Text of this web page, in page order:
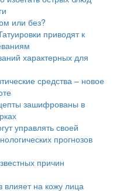
или без?
приводят к
характерных для
средства – новое
зашифрованы в
управлять своей
прогнозов
причин
влияет на кожу лица